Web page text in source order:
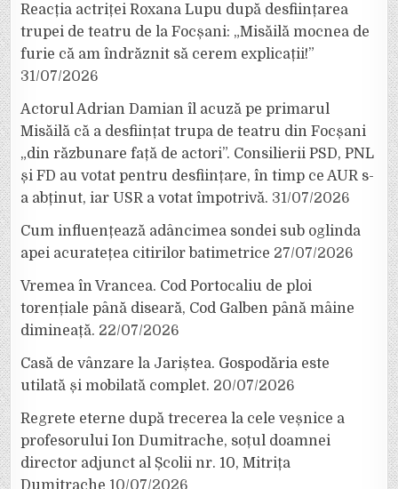
Reacția actriței Roxana Lupu după desființarea
trupei de teatru de la Focșani: „Misăilă mocnea de
furie că am îndrăznit să cerem explicații!”
31/07/2026
Actorul Adrian Damian îl acuză pe primarul
Misăilă că a desființat trupa de teatru din Focșani
„din răzbunare față de actori”. Consilierii PSD, PNL
și FD au votat pentru desființare, în timp ce AUR s-
a abținut, iar USR a votat împotrivă. 31/07/2026
Cum influențează adâncimea sondei sub oglinda
apei acuratețea citirilor batimetrice 27/07/2026
Vremea în Vrancea. Cod Portocaliu de ploi
torențiale până diseară, Cod Galben până mâine
dimineață. 22/07/2026
Casă de vânzare la Jariștea. Gospodăria este
utilată și mobilată complet. 20/07/2026
Regrete eterne după trecerea la cele veșnice a
profesorului Ion Dumitrache, soțul doamnei
director adjunct al Școlii nr. 10, Mitrița
Dumitrache 10/07/2026